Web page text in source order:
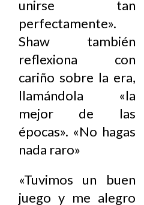
unirse tan
perfectamente».
Shaw también
reflexiona con
cariño sobre la era,
llamándola «la
mejor de las
épocas». «No hagas
nada raro»
«Tuvimos un buen
juego y me alegro